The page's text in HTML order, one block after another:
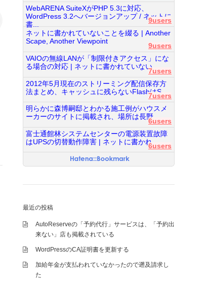
WebARENA SuiteXがPHP 5.3に対応、
WordPress 3.2へバージョンアップ / ネットに
書...
9users
ネットに書かれていないことを綴る | Another
Scape, Another Viewpoint
9users
VAIOの無線LANが「制限付きアクセス」にな
る場合の対応 | ネットに書かれていない...
7users
2012年5月現在のストリーミング配信保存方
法まとめ、キャッシュに残らないFlashはS...
7users
明らかに森博嗣邸とわかる施工例がハウスメ
ーカーのサイトに掲載され、場所は長野...
6users
富士通館林システムセンターの電源装置故障
はUPSの切替動作障害 | ネットに書かれ...
6users
最近の投稿
AutoReserveの「予約代行」サービスは、「予約出
来ない」店も掲載されている
WordPressのCA証明書を更新する
加給年金が支払われていなかったので遡及請求し
た